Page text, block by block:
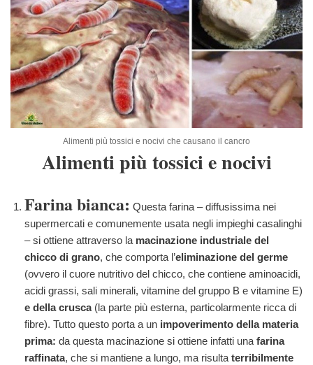
Alimenti più tossici e nocivi che causano il cancro
Alimenti più tossici e nocivi
Farina bianca: Questa farina – diffusissima nei
supermercati e comunemente usata negli impieghi casalinghi
– si ottiene attraverso la macinazione industriale del
chicco di grano, che comporta l’eliminazione del germe
(ovvero il cuore nutritivo del chicco, che contiene aminoacidi,
acidi grassi, sali minerali, vitamine del gruppo B e vitamine E)
e della crusca (la parte più esterna, particolarmente ricca di
fibre). Tutto questo porta a un impoverimento della materia
prima: da questa macinazione si ottiene infatti una farina
raffinata, che si mantiene a lungo, ma risulta terribilmente